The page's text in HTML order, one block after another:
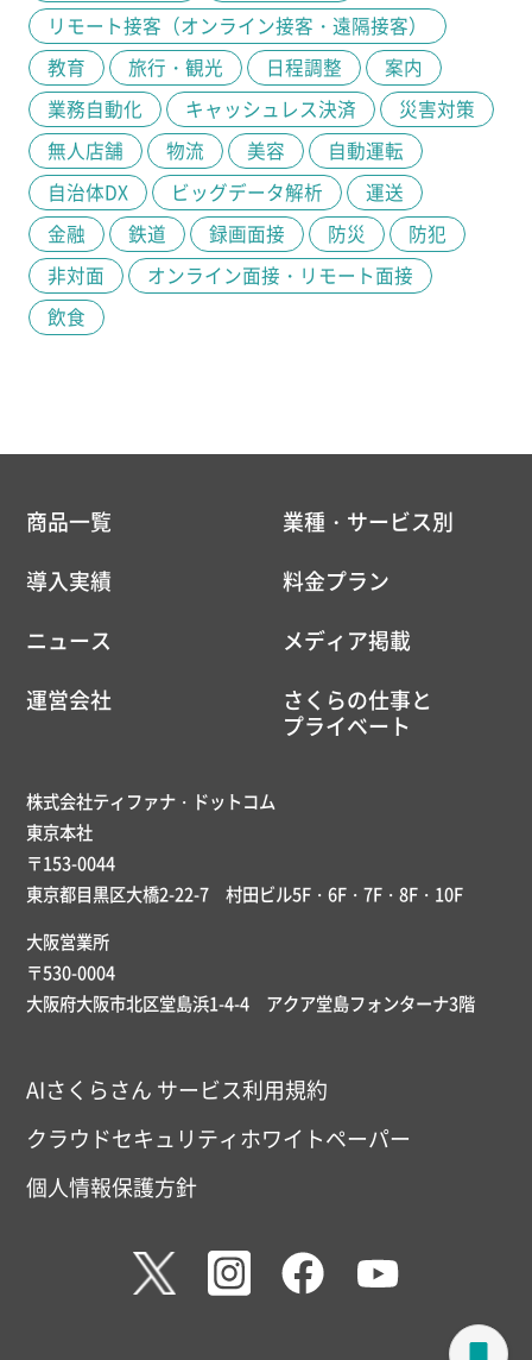
リモート接客（オンライン接客・遠隔接客）
教育
旅行・観光 日程調整
案内
業務自動化
キャッシュレス決済
災害対策
無人店舗
物流 美容
自動運転
自治体DX
ビッグデータ解析
運送
金融
鉄道 録画面接 防災
防犯
非対面
オンライン面接・リモート面接
飲食
商品一覧
業種・サービス別
導入実績
料金プラン
ニュース
メディア掲載
運営会社
さくらの仕事と
プライベート
株式会社ティファナ・ドットコム
東京本社
〒153-0044
東京都目黒区大橋2-22-7 村田ビル5F・6F・7F・8F・10F
大阪営業所
〒530-0004
大阪府大阪市北区堂島浜1-4-4 アクア堂島フォンターナ3階
AIさくらさん サービス利用規約
クラウドセキュリティホワイトペーパー
個人情報保護方針